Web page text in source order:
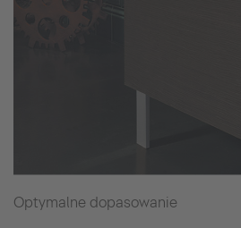
Optymalne dopasowanie